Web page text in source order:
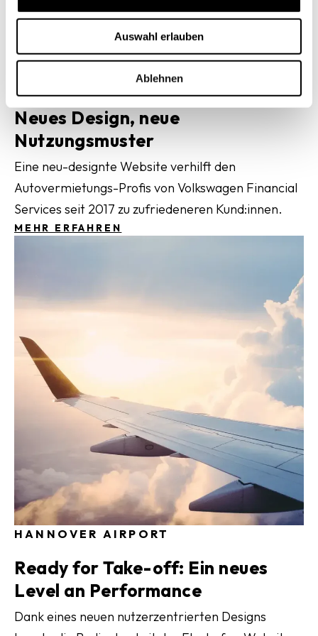
l
Auswahl erlauben
Ablehnen
VOLKSWAGEN FINANCIAL SERVICES
Neues Design, neue
Nutzungsmuster
Eine neu-designte Website verhilft den
Autovermietungs-Profis von Volkswagen Financial
Services seit 2017 zu zufriedeneren Kund:innen.
MEHR ERFAHREN
HANNOVER AIRPORT
Ready for Take-off: Ein neues
Level an Performance
Dank eines neuen nutzerzentrierten Designs